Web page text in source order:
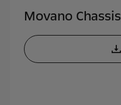
Movano Chassis